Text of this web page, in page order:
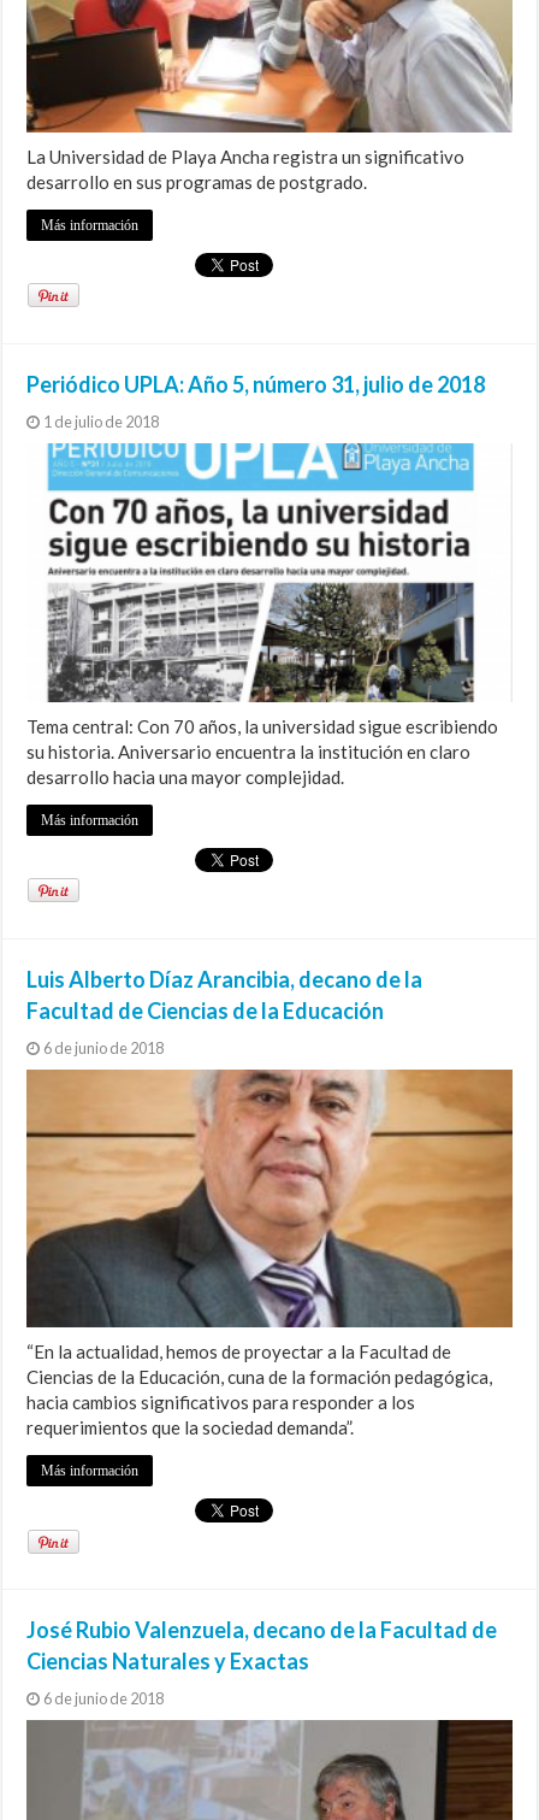
La Universidad de Playa Ancha registra un significativo
desarrollo en sus programas de postgrado.
Más información
Periódico UPLA: Año 5, número 31, julio de 2018
1 de julio de 2018
Tema central: Con 70 años, la universidad sigue escribiendo
su historia. Aniversario encuentra la institución en claro
desarrollo hacia una mayor complejidad.
Más información
Luis Alberto Díaz Arancibia, decano de la
Facultad de Ciencias de la Educación
6 de junio de 2018
“En la actualidad, hemos de proyectar a la Facultad de
Ciencias de la Educación, cuna de la formación pedagógica,
hacia cambios significativos para responder a los
requerimientos que la sociedad demanda”.
Más información
José Rubio Valenzuela, decano de la Facultad de
Ciencias Naturales y Exactas
6 de junio de 2018